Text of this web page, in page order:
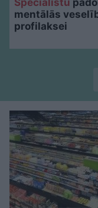
mentālās
profilaksei